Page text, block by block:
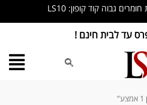
עד לבית חינם !